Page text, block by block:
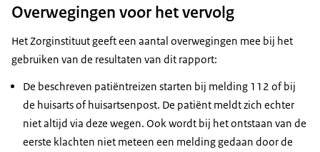
Overwegingen voor het vervolg
Het Zorginstituut geeft een aantal overwegingen mee bij het
gebruiken van de resultaten van dit rapport:
De beschreven patiëntreizen starten bij melding 112 of bij
de huisarts of huisartsenpost. De patiënt meldt zich echter
niet altijd via deze wegen. Ook wordt bij het ontstaan van de
eerste klachten niet meteen een melding gedaan door de